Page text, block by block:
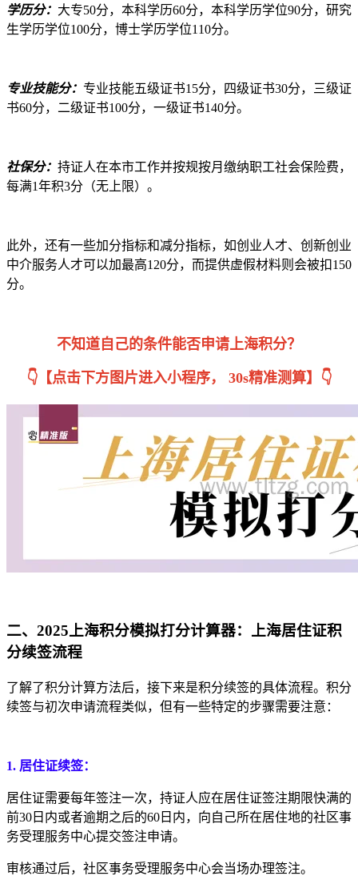
学历分： 大专50分，本科学历60分，本科学历学位90分，研究
生学历学位100分，博士学历学位110分。
专业技能分： 专业技能五级证书15分，四级证书30分，三级证
书60分，二级证书100分，一级证书140分。
社保分： 持证人在本市工作并按规按月缴纳职工社会保险费，
每满1年积3分（无上限）。
此外，还有一些加分指标和减分指标，如创业人才、创新创业
中介服务人才可以加最高120分，而提供虚假材料则会被扣150
分。
不知道自己的条件能否申请上海积分？
👇【点击下方图片进入小程序， 30s精准测算】👇
二、2025上海积分模拟打分计算器：上海居住证积
分续签流程
了解了积分计算方法后，接下来是积分续签的具体流程。积分
续签与初次申请流程类似，但有一些特定的步骤需要注意：
1. 居住证续签：
居住证需要每年签注一次，持证人应在居住证签注期限快满的
前30日内或者逾期之后的60日内，向自己所在居住地的社区事
务受理服务中心提交签注申请。
审核通过后，社区事务受理服务中心会当场办理签注。